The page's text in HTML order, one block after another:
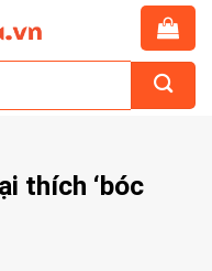
thích ‘bóc